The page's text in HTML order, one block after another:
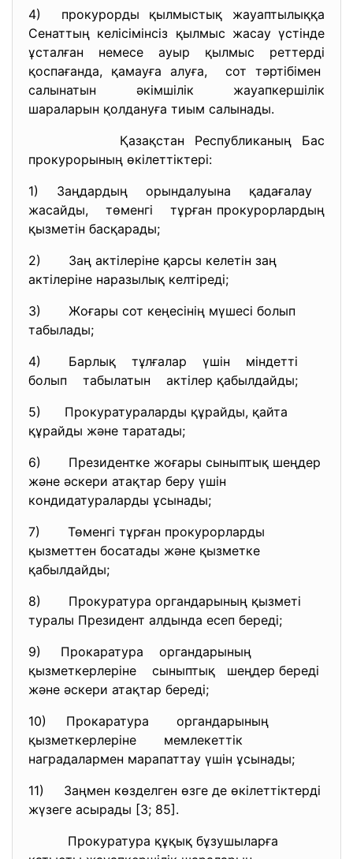
4) прокурорды қылмыстық жауаптылыққа
Сенаттың келісімінсіз қылмыс жасау үстінде
ұсталған немесе ауыр қылмыс реттерді
қоспағанда, қамауға алуға, сот тәртібімен
салынатын әкімшілік жауапкершілік
шараларын қолдануға тиым салынады.
Қазақстан Республиканың Бас
прокурорының өкілеттіктері:
1) Заңдардың орындалуына қадағалау
жасайды, төменгі тұрған прокурорлардың
қызметін басқарады;
2) Заң актілеріне қарсы келетін заң
актілеріне наразылық келтіреді;
3) Жоғары сот кеңесінің мүшесі болып
табылады;
4) Барлық тұлғалар үшін міндетті
болып табылатын актілер қабылдайды;
5) Прокуратураларды құрайды, қайта
құрайды және таратады;
6) Президентке жоғары сыныптық шеңдер
және әскери атақтар беру үшін
кондидатураларды ұсынады;
7) Төменгі тұрған прокурорларды
қызметтен босатады және қызметке
қабылдайды;
8) Прокуратура органдарының қызметі
туралы Президент алдында есеп береді;
9) Прокаратура органдарының
қызметкерлеріне сыныптық шеңдер береді
және әскери атақтар береді;
10) Прокаратура органдарының
қызметкерлеріне мемлекеттік
наградалармен марапаттау үшін ұсынады;
11) Заңмен көзделген өзге де өкілеттіктерді
жүзеге асырады [3; 85].
Прокуратура құқық бұзушыларға